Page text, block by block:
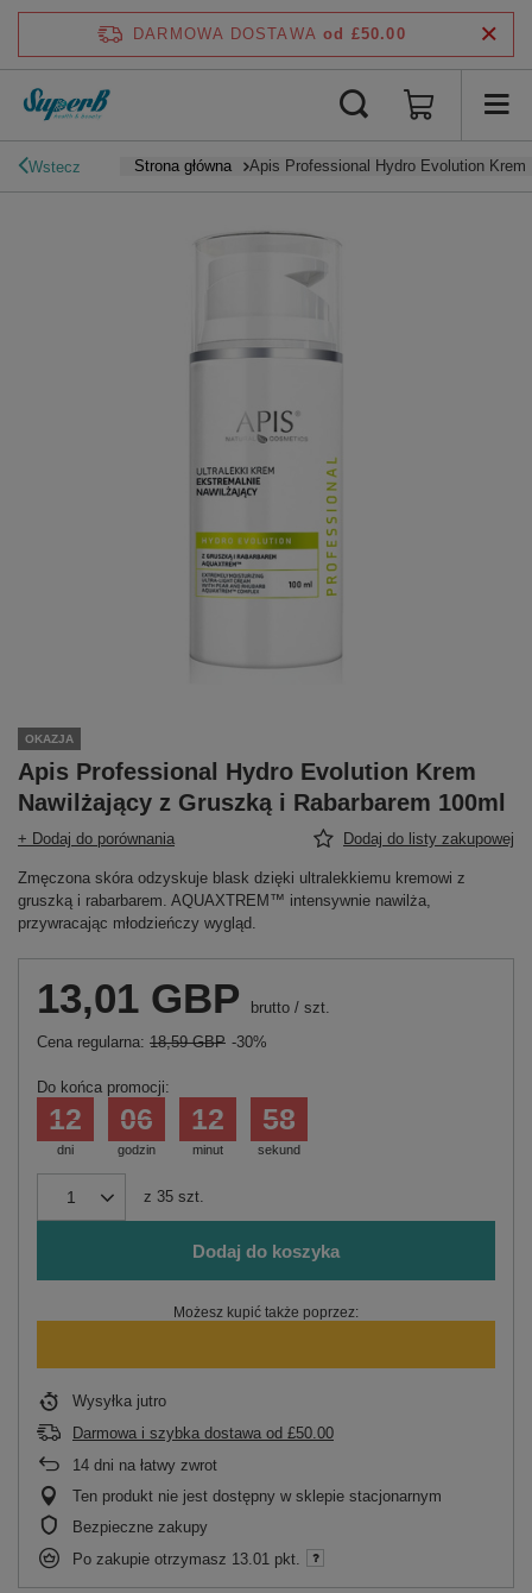
DARMOWA DOSTAWA od £50.00
Wstecz Strona główna Apis Professional Hydro Evolution
OKAZJA
Apis Professional Hydro Evolution Krem
Nawilżający z Gruszką i Rabarbarem 100ml
+ Dodaj do porównania Dodaj do listy zakupowej
Zmęczona skóra odzyskuje blask dzięki ultralekkiemu kremowi z
gruszką i rabarbarem. AQUAXTREM™ intensywnie nawilża,
przywracając młodzieńczy wygląd.
13,01 GBP brutto / szt.
Cena regularna: 18,59 GBP -30%
Do końca promocji:
dni
12
godzin
06
minut
12
sekund
58
z 35 szt.
Dodaj do koszyka
Możesz kupić także poprzez:
Wysyłka jutro
Darmowa i szybka dostawa od £50.00
14 dni na łatwy zwrot
Ten produkt nie jest dostępny w sklepie stacjonarnym
Bezpieczne zakupy
Po zakupie otrzymasz 13.01 pkt.